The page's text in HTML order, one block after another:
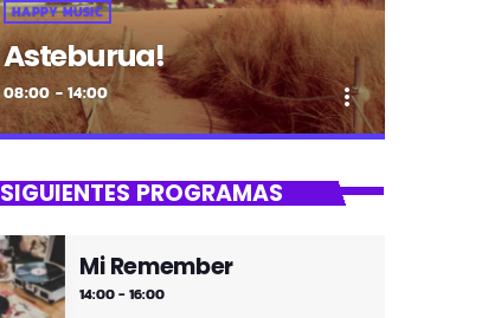
HAPPY MUSIC
Asteburua!
08:00 - 14:00 more_vert
Asteburua!
¡Música y más música los fines de
semana!
SIGUIENTES PROGRAMAS
Mi Remember
14:00 - 16:00